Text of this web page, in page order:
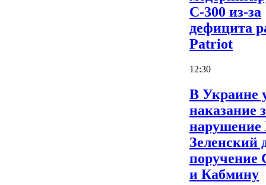
С-300 из-за
дефицита
Patriot
12:30
В Украине
наказание
Зеленский
и Кабмину